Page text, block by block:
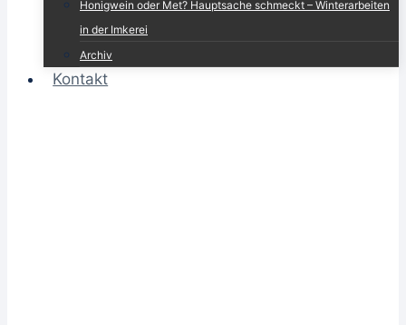
Honigwein oder Met? Hauptsache schmeckt – Winterarbeiten
in der Imkerei
Archiv
Kontakt